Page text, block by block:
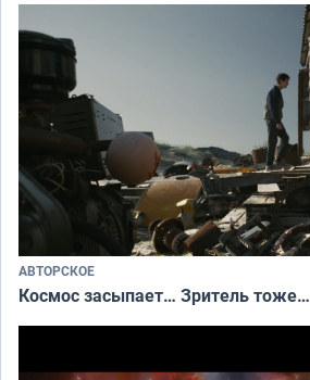
АВТОРСКОЕ
Космос засыпает… Зритель тоже…